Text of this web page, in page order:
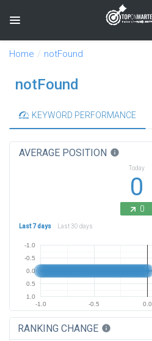
Toggle navigation
Home notFound
notFound
KEYWORD PERFORMANCE
AVERAGE POSITION info
Today
0
0
Last 7 days Last 30 days
-1.0 -0.5 0.0
-1.0
-0.5
0.0
0.5
1.0
RANKING CHANGE info